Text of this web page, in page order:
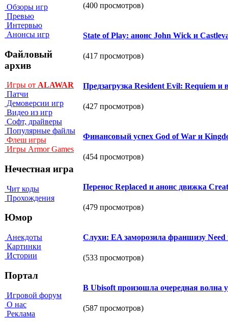
Обзоры игр
Превью
Интервью
Анонсы игр
Файловый
архив
Игры от ALAWAR
Патчи
Демоверсии игр
Видео из игр
Софт, драйверы
Популярные файлы
Флеш игры
Игры Armor Games
Нечестная игра
Чит коды
Прохождения
Юмор
Анекдоты
Картинки
Истории
Портал
Игровой форум
О нас
Реклама
(400 просмотров)
State of Play: анонс John Wick и
(417 просмотров)
Предзагрузка Resident Evil: Requiem и
(427 просмотров)
Финансовый успех God of War и
(454 просмотров)
Перенос Replaced и анонс движка
(479 просмотров)
Слухи: EA заморозила франшизу Need
(533 просмотров)
В Ubisoft произошла очередная волна
(587 просмотров)